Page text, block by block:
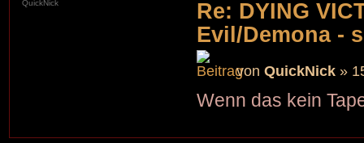
Re: DYING
Evil/Demona -
vonQuickNick »
Wenn das kein
QuickNick